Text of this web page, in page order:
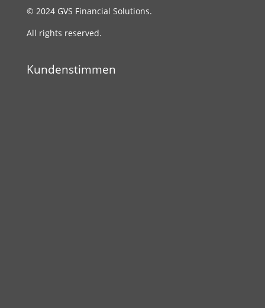
© 2024 GVS Financial Solutions.
All rights reserved.
Kundenstimmen